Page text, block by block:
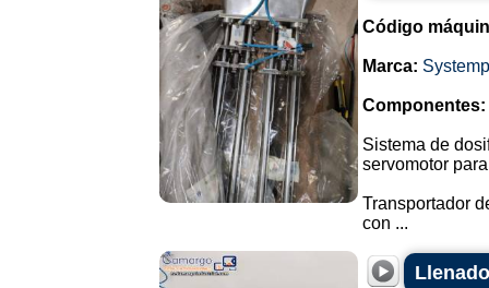
Código
Marca:
Componentes:
Sistema de
servomotor
Transportador
con ...